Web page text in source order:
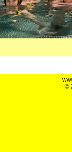
©